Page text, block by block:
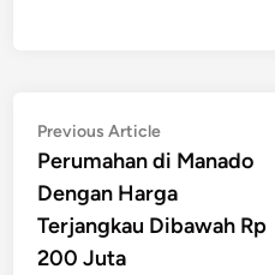
Post
navigation
Previous ArticlePrevious
article:
Perumahan di Manado
Dengan Harga
Terjangkau Dibawah Rp
200 Juta